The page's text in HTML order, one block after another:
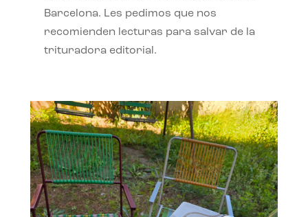
Barcelona. Les pedimos que nos
recomienden lecturas para salvar de la
trituradora editorial.